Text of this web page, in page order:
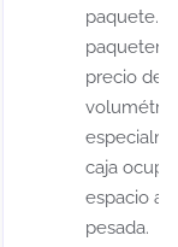
paquete.
precio de
caja
espacio
pesada.